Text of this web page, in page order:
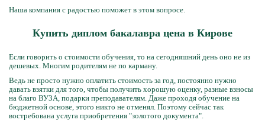
Наша компания с радостью поможет в этом вопросе.
Купить диплом бакалавра цена в Кирове
Если говорить о стоимости обучения, то на сегодняшний день оно не из
дешевых. Многим родителям не по карману.
Ведь не просто нужно оплатить стоимость за год, постоянно нужно
давать взятки для того, чтобы получить хорошую оценку, разные взносы
на благо ВУЗА, подарки преподавателям. Даже проходя обучение на
бюджетной основе, этого никто не отменял. Поэтому сейчас так
востребована услуга приобретения "золотого документа".